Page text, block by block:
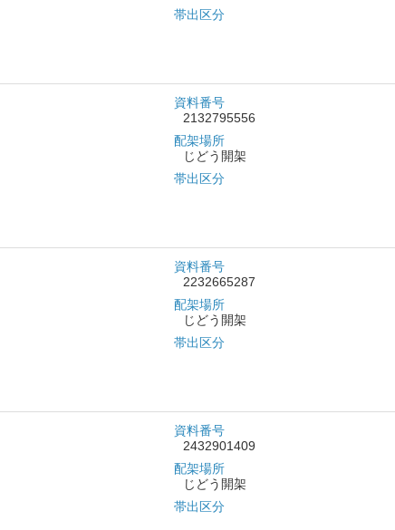
帯出区分
資料番号
2132795556
配架場所
じどう開架
帯出区分
資料番号
2232665287
配架場所
じどう開架
帯出区分
資料番号
2432901409
配架場所
じどう開架
帯出区分